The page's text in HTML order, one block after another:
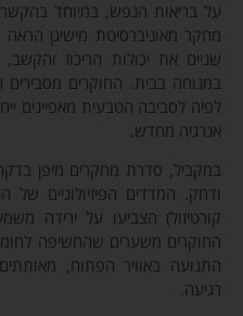
על בריאות הנפש, במיוחד
מחקר מאוניברסיטת מישיגן
שניים את יכולות הריכוז
במנוחה בבית. החוקרים
לפיה לסביבה הטבעית מאפיינים
אנרגיה מחדש.
במקביל, סדרת מחקרים מיפן
ודחק. המדדים הפיזיולוגיים
קורטיזול) הצביעו על ירידה
החוקרים משערים שהחשיפה
התנועה באוויר הפתוח,
רגיעה.